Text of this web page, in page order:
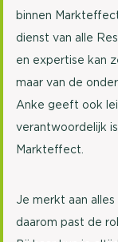
binnen
dienst van alle
en expertise kan
maar van de
Anke geeft ook
verantwoordelijk
Markteffect.
Je merkt aan
daarom past de